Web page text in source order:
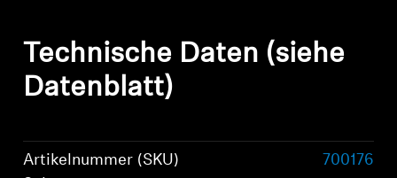
Technische Daten (siehe
Datenblatt)
Artikelnummer (SKU)
700176